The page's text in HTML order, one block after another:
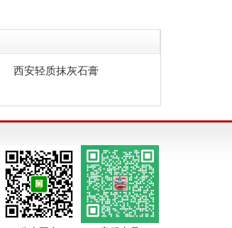
西安轻质抹灰石膏